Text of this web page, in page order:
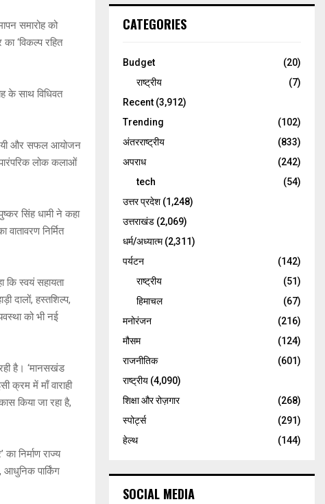
समारोह को
‘विकल्प रहित
के साथ विधिवत
और सफल आयोजन
लोक कलाओं
सिंह धामी ने कहा
निर्मित
कि स्वयं सहायता
दालों, हस्तशिल्प,
को भी नई
है। ‘मानसखंड
क्रम में माँ वाराही
किया जा रहा है,
निर्माण राज्य
पार्किंग
CATEGORIES
Budget
(20)
राष्ट्रीय
(7)
Recent (3,912)
Trending
(102)
अंतरराष्ट्रीय
(833)
अपराध
(242)
tech
(54)
उत्तर प्रदेश(1,248)
उत्तराखंड (2,069)
धर्म/अध्यात्म(2,311)
पर्यटन
(142)
राष्ट्रीय
(51)
हिमाचल
(67)
मनोरंजन
(216)
मौसम
(124)
राजनीतिक
(601)
राष्ट्रीय (4,090)
शिक्षा और रोज़गार
(268)
स्पोर्ट्स
(291)
हेल्थ
(144)
SOCIAL MEDIA